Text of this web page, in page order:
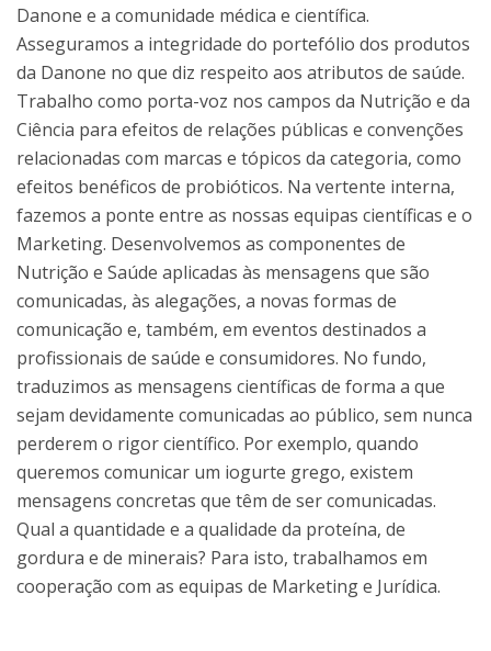
Danone e a comunidade médica e científica.
Asseguramos a integridade do portefólio dos produtos
da Danone no que diz respeito aos atributos de saúde.
Trabalho como porta-voz nos campos da Nutrição e da
Ciência para efeitos de relações públicas e convenções
relacionadas com marcas e tópicos da categoria, como
efeitos benéficos de probióticos. Na vertente interna,
fazemos a ponte entre as nossas equipas científicas e o
Marketing. Desenvolvemos as componentes de
Nutrição e Saúde aplicadas às mensagens que são
comunicadas, às alegações, a novas formas de
comunicação e, também, em eventos destinados a
profissionais de saúde e consumidores. No fundo,
traduzimos as mensagens científicas de forma a que
sejam devidamente comunicadas ao público, sem nunca
perderem o rigor científico. Por exemplo, quando
queremos comunicar um iogurte grego, existem
mensagens concretas que têm de ser comunicadas.
Qual a quantidade e a qualidade da proteína, de
gordura e de minerais? Para isto, trabalhamos em
cooperação com as equipas de Marketing e Jurídica.